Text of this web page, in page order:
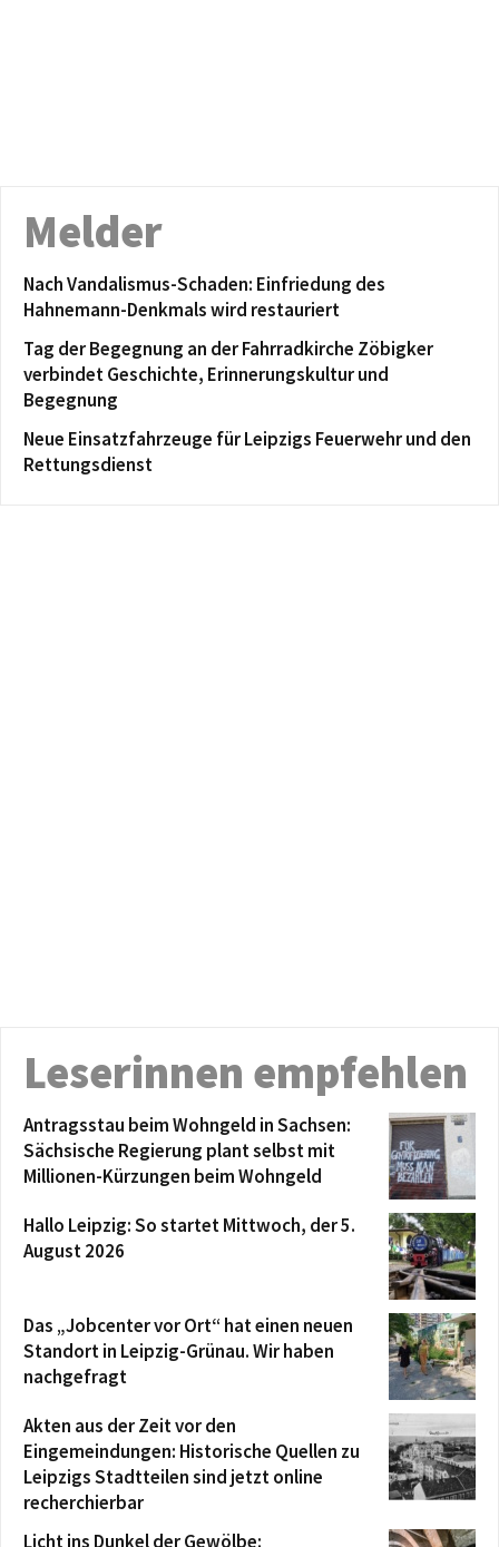
Melder
Nach Vandalismus-Schaden: Einfriedung des
Hahnemann-Denkmals wird restauriert
Tag der Begegnung an der Fahrradkirche Zöbigker
verbindet Geschichte, Erinnerungskultur und
Begegnung
Neue Einsatzfahrzeuge für Leipzigs Feuerwehr und den
Rettungsdienst
Leserinnen empfehlen
Antragsstau beim Wohngeld in Sachsen:
Sächsische Regierung plant selbst mit
Millionen-Kürzungen beim Wohngeld
Hallo Leipzig: So startet Mittwoch, der 5.
August 2026
Das „Jobcenter vor Ort“ hat einen neuen
Standort in Leipzig-Grünau. Wir haben
nachgefragt
Akten aus der Zeit vor den
Eingemeindungen: Historische Quellen zu
Leipzigs Stadtteilen sind jetzt online
recherchierbar
Licht ins Dunkel der Gewölbe: